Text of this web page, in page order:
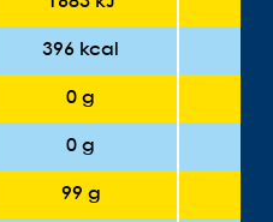
396 kcal
0 g
0 g
99 g